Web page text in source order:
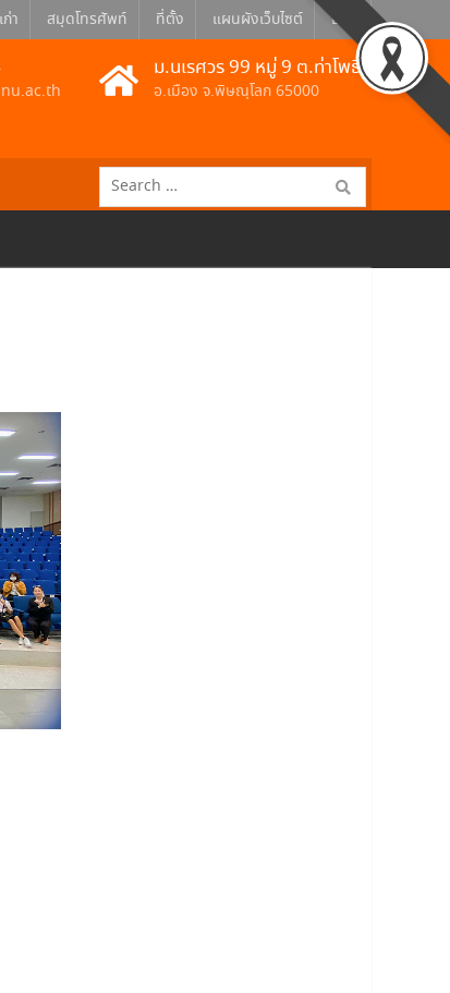
า สมุดโทรศัพท์ ที่ตั้ง แผนผังเว็บไซต์ Eng
ม.นเรศวร 99 หมู่ 9 ต.ท่าโพธิ์
อ.เมือง จ.พิษณุโลก 65000
Search
for: